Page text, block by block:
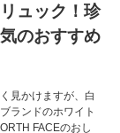
ュック！珍
のおすすめ
見かけますが、白
ランドのホワイト
FACEのおし